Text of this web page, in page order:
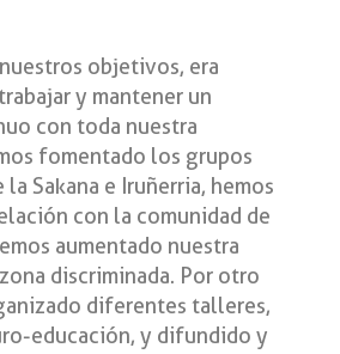
objetivos, era
y mantener un
con toda nuestra
fomentado los grupos
la Sakana e Iruñerria, hemos
con la comunidad de
aumentado nuestra
discriminada. Por otro
diferentes talleres,
educación, y difundido y